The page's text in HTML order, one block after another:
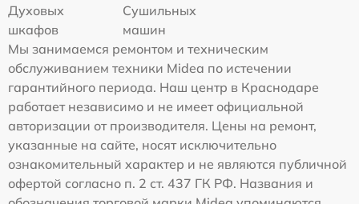
Духовых
шкафов
Сушильных
машин
Мы занимаемся ремонтом и техническим
обслуживанием техники Midea по истечении
гарантийного периода. Наш центр в Краснодаре
работает независимо и не имеет официальной
авторизации от производителя. Цены на ремонт,
указанные на сайте, носят исключительно
ознакомительный характер и не являются публичной
офертой согласно п. 2 ст. 437 ГК РФ. Названия и